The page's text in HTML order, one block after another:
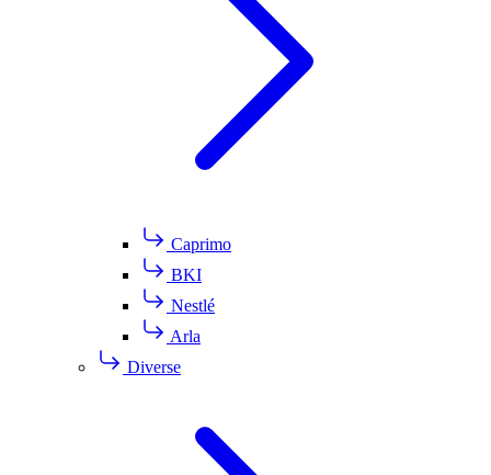
Caprimo
BKI
Nestlé
Arla
Diverse